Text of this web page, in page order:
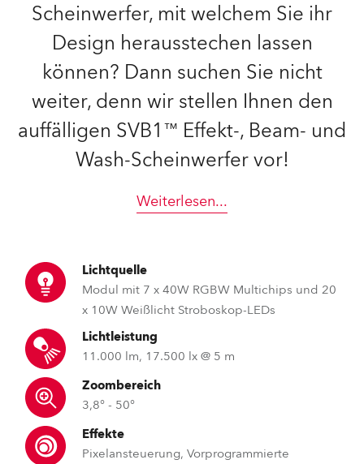
Scheinwerfer, mit welchem Sie ihr
Design herausstechen lassen
können? Dann suchen Sie nicht
weiter, denn wir stellen Ihnen den
auffälligen SVB1™ Effekt-, Beam- und
Wash-Scheinwerfer vor!
Weiterlesen...
Lichtquelle
Modul mit 7 x 40W RGBW Multichips und 20
x 10W Weißlicht Stroboskop-LEDs
Lichtleistung
11.000 lm, 17.500 lx @ 5 m
Zoombereich
3,8° - 50°
Effekte
Pixelansteuerung, Vorprogrammierte